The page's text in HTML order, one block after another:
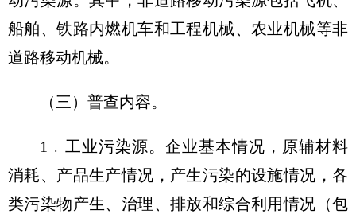
船舶、铁路内燃机车和工程机械、农业机械等非
道路移动机械。
（三）普查内容。
1﹒工业污染源。企业基本情况，原辅材料
消耗、产品生产情况，产生污染的设施情况，各
类污染物产生、治理、排放和综合利用情况（包